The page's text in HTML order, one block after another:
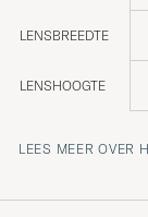
LENSBREEDTE
LENSHOOGTE
LEES MEER OVER